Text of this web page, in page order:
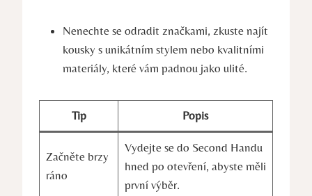
Nenechte se odradit značkami, zkuste najít
⁢kousky s unikátním stylem​ nebo kvalitními​
materiály, které vám padnou jako ulité.
Tip Popis
Začněte brzy
ráno
Vydejte‍ se do Second Handu
hned ⁤po otevření, ‌abyste měli‍
první výběr.